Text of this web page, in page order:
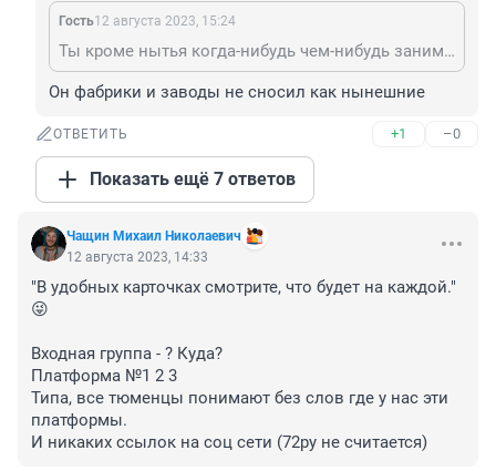
Гость12 августа 2023, 15:24
Ты кроме нытья когда-нибудь чем-нибудь занимался?
Он фабрики и заводы не сносил как нынешние
ОТВЕТИТЬ +1 –0
Показать ещё 7 ответов
Чащин Михаил Николаевич
12 августа 2023, 14:33
"В удобных карточках смотрите, что будет на каждой."
😜
Входная группа - ? Куда?
Платформа №1 2 3
Типа, все тюменцы понимают без слов где у нас эти
платформы.
И никаких ссылок на соц сети (72ру не считается)